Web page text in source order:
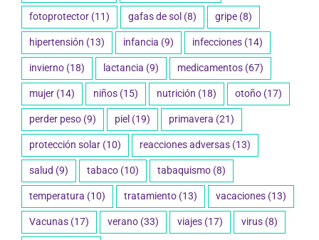
fotoprotector(11) gafas de sol(8) gripe(8)
hipertensión(13) infancia(9) infecciones(14)
invierno(18) lactancia(9) medicamentos(67)
mujer(14) niños(15) nutrición(18) otoño(17)
perder peso(9) piel(19) primavera(21)
protección solar(10) reacciones adversas(13)
salud(9) tabaco(10) tabaquismo(8)
temperatura(10) tratamiento(13) vacaciones(13)
Vacunas(17) verano(33) viajes(17) virus(8)